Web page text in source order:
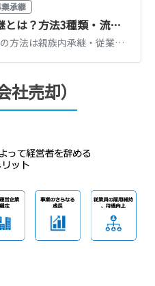
承継
事業承継とは？方法3種類・流れ・税金・支援制度をわかりやすく解説【2026年版】
事業承継の方法は親族内承継・従業員承継・M&Aの3種類。それぞれの流れとメリット、事業承継税制・補助金など2026年時点の支援制度、かかる税金を図解で解説します。
売却）